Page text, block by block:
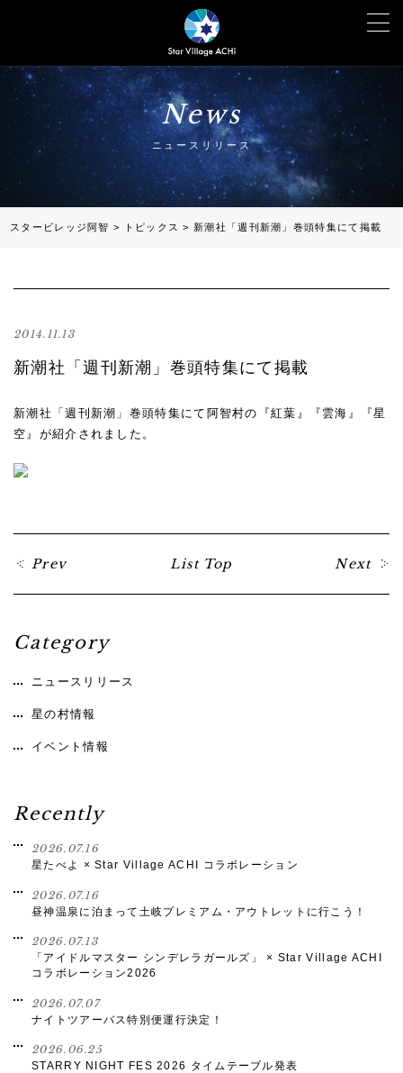
News
ニュースリリース
スタービレッジ阿智 > トピックス > 新潮社「週刊新潮」巻頭特集にて掲載
2014.11.13
新潮社「週刊新潮」巻頭特集にて掲載
新潮社「週刊新潮」巻頭特集にて阿智村の『紅葉』『雲海』『星
空』が紹介されました。
Prev List Top Next
Category
ニュースリリース
星の村情報
イベント情報
Recently
2026.07.16
星たべよ × Star Village ACHI コラボレーション
2026.07.16
昼神温泉に泊まって土岐プレミアム・アウトレットに行こう！
2026.07.13
「アイドルマスター シンデレラガールズ」 × Star Village ACHI
コラボレーション2026
2026.07.07
ナイトツアーバス特別便運行決定！
2026.06.25
STARRY NIGHT FES 2026 タイムテーブル発表